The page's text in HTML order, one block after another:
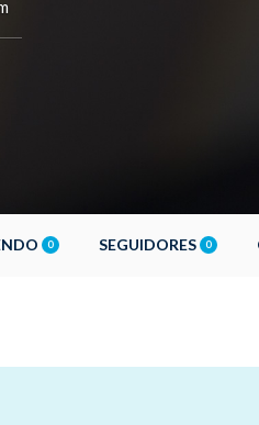
0 SEGUIDORES 0